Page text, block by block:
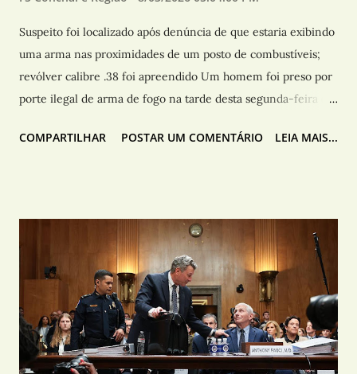
Suspeito foi localizado após denúncia de que estaria exibindo
uma arma nas proximidades de um posto de combustíveis;
revólver calibre .38 foi apreendido Um homem foi preso por
porte ilegal de arma de fogo na tarde desta segunda-feira (3),
Polícia Militar . De acordo com a corporação, equipes
posto de combustíveis. Com base nas características
repassadas, os policiais localizaram o suspeito em um
restaurante da região. Durante a abordagem, o homem
apresentou às equipes um simulacro de revólver . No
entanto, durante a vistoria realizada em seu veículo, os
policiais encontraram um revólver calibre .38, municiado
com seis cartuchos íntegros. Diante dos fatos, o indivíduo
COMPARTILHAR POSTAR UM COMENTÁRIO LEIA MAIS...